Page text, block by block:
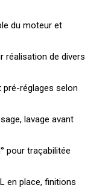
du moteur et
réalisation de divers
pré-réglages selon
lavage avant
pour traçabilitée
en place, finitions